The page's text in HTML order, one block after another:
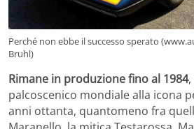
Perché non ebbe il successo sperato
Bruhl)
Rimane in produzione fino al 1984
palcoscenico mondiale alla icona
anni ottanta, quantomeno fra